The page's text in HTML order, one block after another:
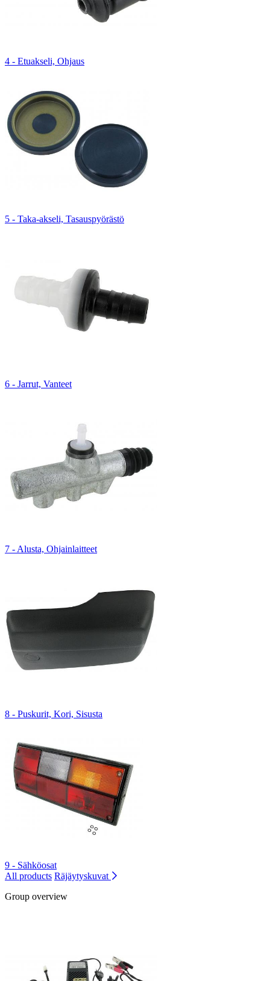
4 - Etuakseli, Ohjaus
5 - Taka-akseli, Tasauspyörästö
6 - Jarrut, Vanteet
7 - Alusta, Ohjainlaitteet
8 - Puskurit, Kori, Sisusta
9 - Sähköosat
All products Räjäytyskuvat
Group overview